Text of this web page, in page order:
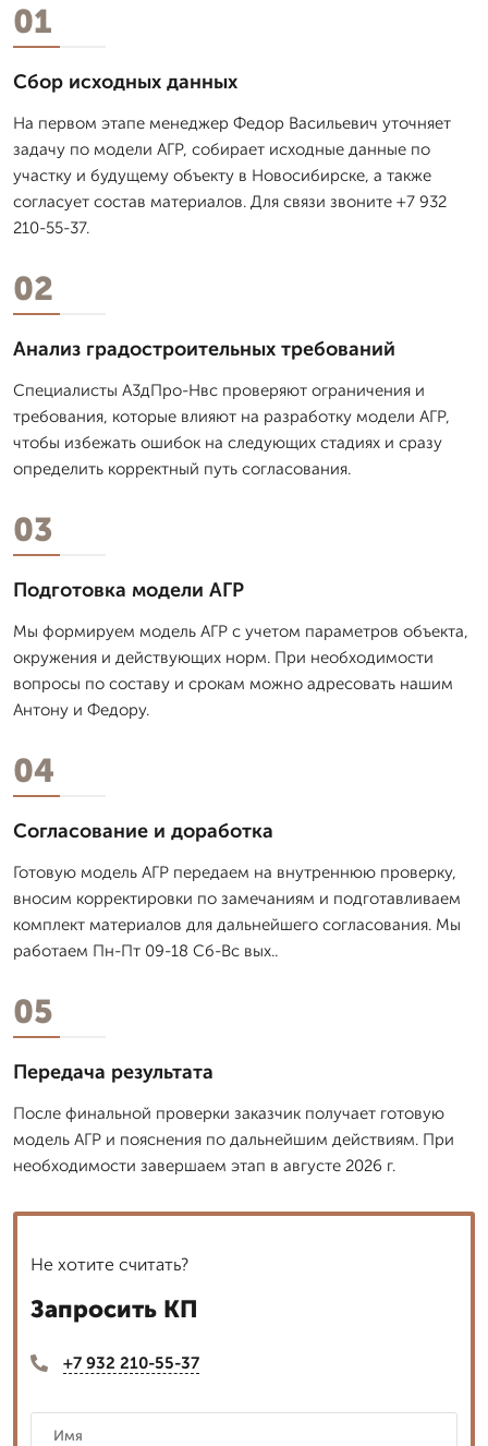
01
Сбор исходных данных
На первом этапе менеджер Федор Васильевич уточняет
задачу по модели АГР, собирает исходные данные по
участку и будущему объекту в Новосибирске, а также
согласует состав материалов. Для связи звоните +7 932
210-55-37.
02
Анализ градостроительных требований
Специалисты А3дПро-Нвс проверяют ограничения и
требования, которые влияют на разработку модели АГР,
чтобы избежать ошибок на следующих стадиях и сразу
определить корректный путь согласования.
03
Подготовка модели АГР
Мы формируем модель АГР с учетом параметров объекта,
окружения и действующих норм. При необходимости
вопросы по составу и срокам можно адресовать нашим
Антону и Федору.
04
Согласование и доработка
Готовую модель АГР передаем на внутреннюю проверку,
вносим корректировки по замечаниям и подготавливаем
комплект материалов для дальнейшего согласования. Мы
работаем Пн-Пт 09-18 Сб-Вс вых..
05
Передача результата
После финальной проверки заказчик получает готовую
модель АГР и пояснения по дальнейшим действиям. При
необходимости завершаем этап в августе 2026 г.
Не хотите считать?
Запросить КП
+7 932 210-55-37